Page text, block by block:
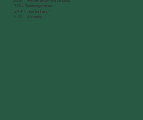
11:29 - Spilarrangementer
12:44 - Brug for hjælp?
14:03 - Afslutning